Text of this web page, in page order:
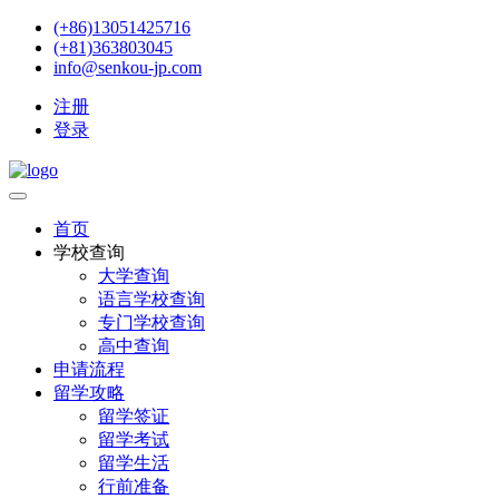
(+86)13051425716
(+81)363803045
info@senkou-jp.com
注册
登录
首页
学校查询
大学查询
语言学校查询
专门学校查询
高中查询
申请流程
留学攻略
留学签证
留学考试
留学生活
行前准备